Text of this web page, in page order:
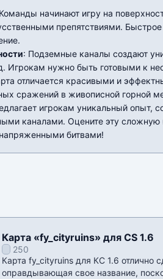
начинают игру на
препятствиями.
: Подземные каналы создают
Игрокам нужно быть готовыми к
отличается красивыми и
сражений в живописной горной
игрокам уникальный опыт,
каналами. Оцените эту
битвами!
Карта «fy_cityruins» для CS 1.6
250
Карта fy_cityruins для КС 1.6 отлично
оправдывающая свое название,